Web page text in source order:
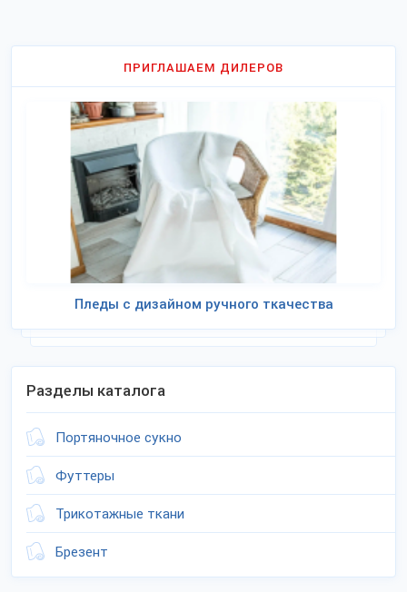
ПРИГЛАШАЕМ ДИЛЕРОВ
Пледы с дизайном ручного ткачества
Разделы каталога
Портяночное сукно
Футтеры
Трикотажные ткани
Брезент